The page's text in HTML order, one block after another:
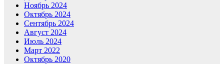
Ноябрь 2024
Октябрь 2024
Сентябрь 2024
Август 2024
Июль 2024
Март 2022
Октябрь 2020